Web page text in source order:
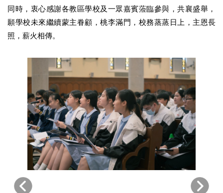
同時，衷心感謝各教區學校及一眾嘉賓蒞臨參與，共襄盛舉，
願學校未來繼續蒙主眷顧，桃李滿門，校務蒸蒸日上，主恩長
照，薪火相傳。